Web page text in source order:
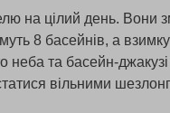
на цілий день. Вони
8 басейнів, а
та басейн-
вільними